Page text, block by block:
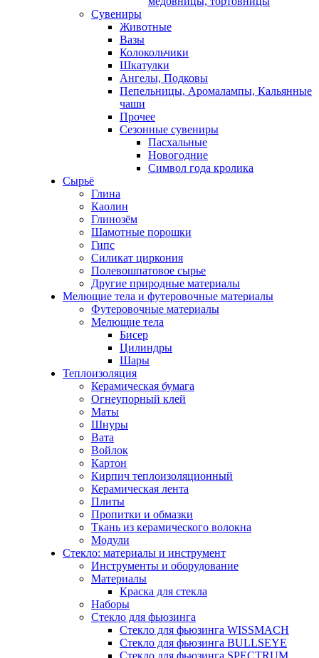
Сувениры
Животные
Вазы
Колокольчики
Шкатулки
Ангелы, Подковы
Пепельницы, Аромалампы, Кальянные
чаши
Прочее
Сезонные сувениры
Пасхальные
Новогодние
Символ года кролика
Сырьё
Глина
Каолин
Глинозём
Шамотные порошки
Гипс
Силикат циркония
Полевошпатовое сырье
Другие природные материалы
Мелющие тела и футеровочные материалы
Футеровочные материалы
Мелющие тела
Бисер
Цилиндры
Шары
Теплоизоляция
Керамическая бумага
Огнеупорный клей
Маты
Шнуры
Вата
Войлок
Картон
Кирпич теплоизоляционный
Керамическая лента
Плиты
Пропитки и обмазки
Ткань из керамического волокна
Модули
Стекло: материалы и инструмент
Инструменты и оборудование
Материалы
Краска для стекла
Наборы
Стекло для фьюзинга
Стекло для фьюзинга WISSMACH
Стекло для фьюзинга BULLSEYE
Стекло для фьюзинга SPECTRUM